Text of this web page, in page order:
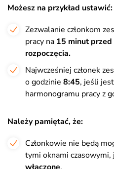
Możesz na przykład ustawić:
Zezwalanie członkom
pracy na 15 minut
rozpoczęcia.
Najwcześniej członek
o godzinie 8:45, jeśli
harmonogramu pracy z
Należy pamiętać, że:
Członkowie nie będą
tymi oknami